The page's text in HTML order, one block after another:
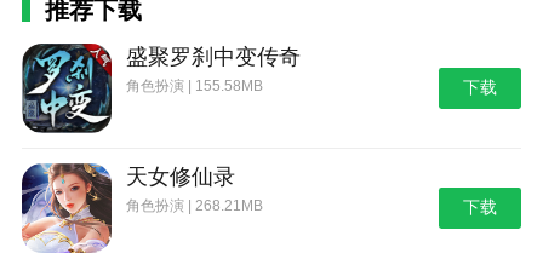
推荐下载
盛聚罗刹中变传奇
角色扮演 | 155.58MB 下载
天女修仙录
角色扮演 | 268.21MB 下载